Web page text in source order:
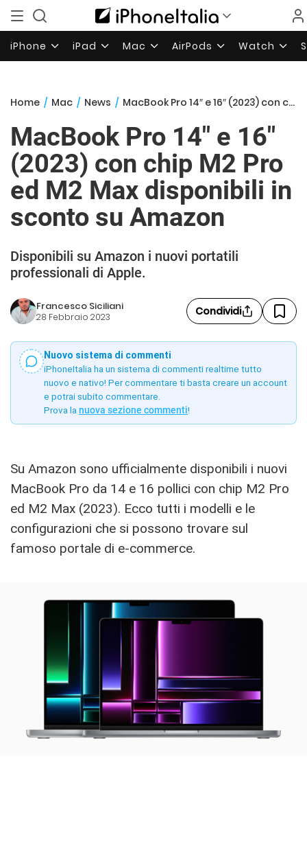
iPhone iPad Mac AirPods Watch
Home / Mac / News / MacBook Pro 14″ e 16″ (2023) con chip M2 Pro ed M2 Max disponibili in sconto su Amazon
MacBook Pro 14″ e 16″
(2023) con chip M2 Pro
ed M2 Max disponibili in
sconto su Amazon
Disponibili su Amazon i nuovi portatili
professionali di Apple.
Francesco Siciliani
28 Febbraio 2023 Condividi
Nuovo sistema di commenti
iPhoneItalia ha un sistema di commenti realtime tutto
nuovo e nativo! Per commentare ti basta creare un account
e potrai subito commentare.
Prova la nuova sezione commenti!
Su Amazon sono ufficialmente disponibili i nuovi
MacBook Pro da 14 e 16 pollici con chip M2 Pro
ed M2 Max (2023). Ecco tutti i modelli e le
configurazioni che si possono trovare sul
famoso portale di e-commerce.